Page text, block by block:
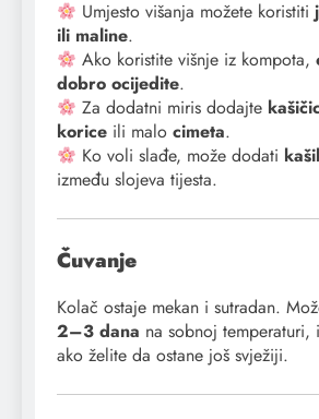
Umjesto višanja možete koristiti
ili maline.
Ako koristite višnje iz kompota,
dobro ocijedite.
Za dodatni miris dodajte
korice ili malo cimeta.
Ko voli slađe, može dodati
između slojeva tijesta.
Čuvanje
Kolač ostaje mekan i sutradan.
2–3 dana na sobnoj temperaturi,
ako želite da ostane još svježiji.